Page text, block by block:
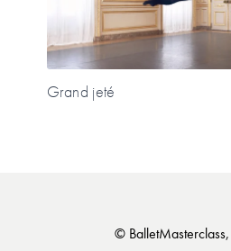
Grand jeté
©